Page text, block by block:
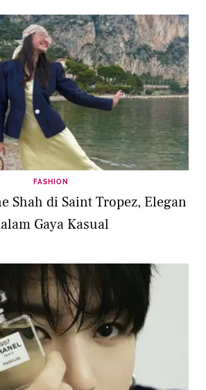
FASHION
Shah di Saint Tropez, Elegan
Gaya Kasual